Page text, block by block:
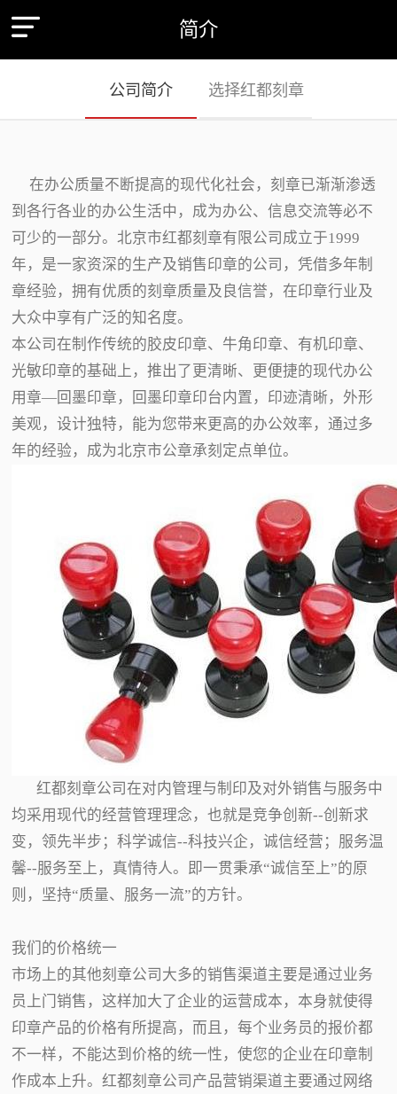
简介
公司简介 选择红都刻章
在办公质量不断提高的现代化社会，刻章已渐渐渗透
到各行各业的办公生活中，成为办公、信息交流等必不
可少的一部分。北京市红都刻章有限公司成立于1999
年，是一家资深的生产及销售印章的公司，凭借多年制
章经验，拥有优质的刻章质量及良信誉，在印章行业及
大众中享有广泛的知名度。
本公司在制作传统的胶皮印章、牛角印章、有机印章、
光敏印章的基础上，推出了更清晰、更便捷的现代办公
用章—回墨印章，回墨印章印台内置，印迹清晰，外形
美观，设计独特，能为您带来更高的办公效率，通过多
年的经验，成为北京市公章承刻定点单位。
红都刻章公司在对内管理与制印及对外销售与服务中
均采用现代的经营管理理念，也就是竞争创新--创新求
变，领先半步；科学诚信--科技兴企，诚信经营；服务温
馨--服务至上，真情待人。即一贯秉承“诚信至上”的原
则，坚持“质量、服务一流”的方针。
我们的价格统一
市场上的其他刻章公司大多的销售渠道主要是通过业务
员上门销售，这样加大了企业的运营成本，本身就使得
印章产品的价格有所提高，而且，每个业务员的报价都
不一样，不能达到价格的统一性，使您的企业在印章制
作成本上升。红都刻章公司产品营销渠道主要通过网络